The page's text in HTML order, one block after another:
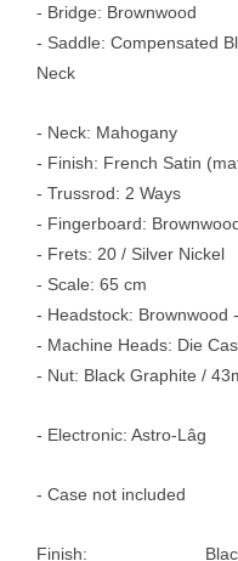
- Bridge: Brownwood
- Saddle: Compensated
Neck
- Neck: Mahogany
- Finish: French Satin
- Trussrod: 2 Ways
- Fingerboard:
- Frets: 20 / Silver Nickel
- Scale: 65 cm
- Headstock: Brownwood
- Machine Heads: Die
- Nut: Black Graphite /
- Electronic: Astro-Lâg
- Case not included
Finish: